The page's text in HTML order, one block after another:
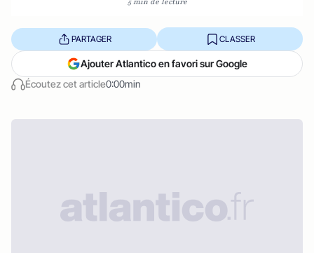
Écoutez cet article0:00min
PARTAGER CLASSER
Ajouter Atlantico en favori sur Google